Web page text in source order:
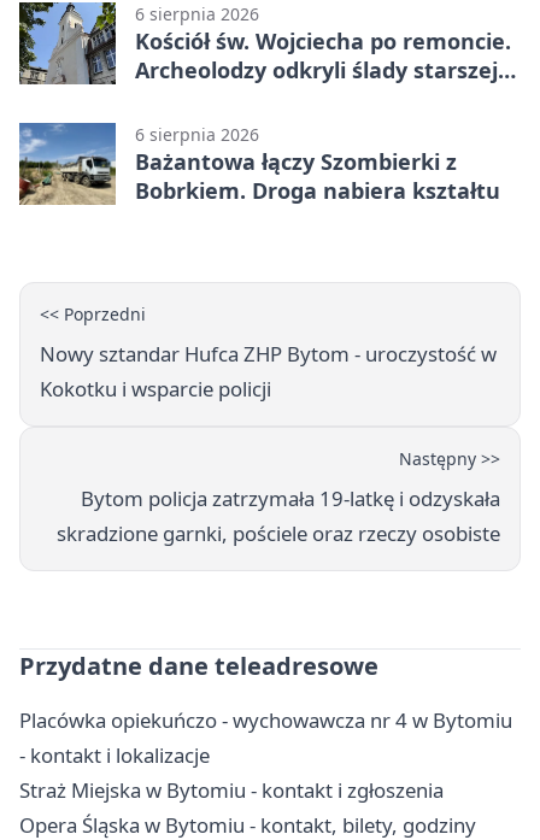
6 sierpnia 2026
Kościół św. Wojciecha po remoncie.
Archeolodzy odkryli ślady starszej
6 sierpnia 2026
Bażantowa łączy Szombierki z
Bobrkiem. Droga nabiera kształtu
<< Poprzedni
Nowy sztandar Hufca ZHP Bytom - uroczystość w
Kokotku i wsparcie policji
Następny >>
Bytom policja zatrzymała 19-latkę i odzyskała
skradzione garnki, pościele oraz rzeczy osobiste
Przydatne dane teleadresowe
Placówka opiekuńczo - wychowawcza nr 4 w Bytomiu
- kontakt i lokalizacje
Straż Miejska w Bytomiu - kontakt i zgłoszenia
Opera Śląska w Bytomiu - kontakt, bilety, godziny